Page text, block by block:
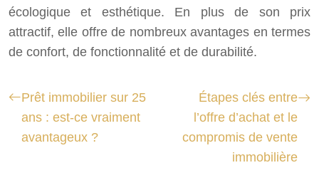
écologique et esthétique. En plus de son prix
attractif, elle offre de nombreux avantages en termes
de confort, de fonctionnalité et de durabilité.
Prêt immobilier sur 25
ans : est-ce vraiment
avantageux ?
Étapes clés entre
l’offre d’achat et le
compromis de vente
immobilière